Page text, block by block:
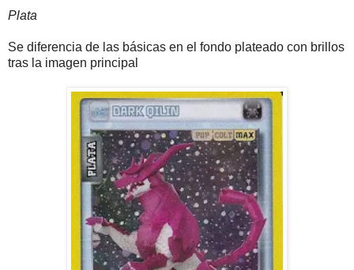
Plata
Se diferencia de las básicas en el fondo plateado con brillos
tras la imagen principal